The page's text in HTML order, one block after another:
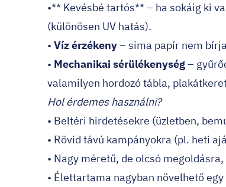
•** Kevésbé tartós** – ha sokáig ki
(különösen UV hatás).
• Víz érzékeny– sima papír nem
• Mechanikai sérülékenység–
valamilyen hordozó tábla,
Hol érdemes használni?
• Beltéri hirdetésekre (üzletben,
• Rövid távú kampányokra (pl. heti
• Nagy méretű, de olcsó
• Élettartama nagyban növelhető